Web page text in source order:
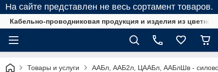
На сайте представлен не весь сортамент товаров.
Кабельно-проводниковая продукция и изделия из
Товары и услуги ААБл, ААБ2л, ЦААБл, ААБлШв -